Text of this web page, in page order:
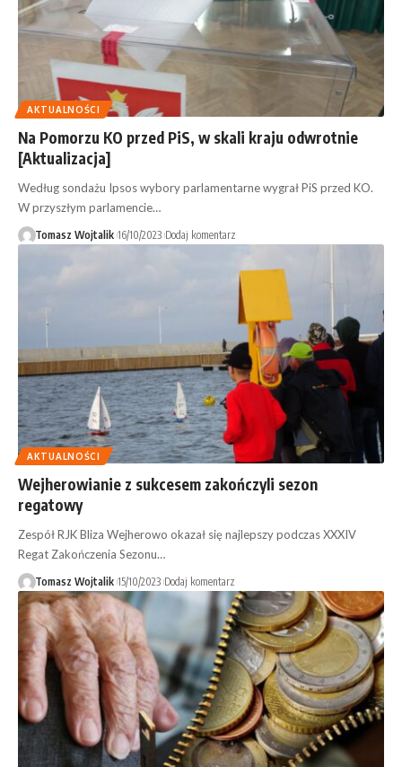
AKTUALNOŚCI
Na Pomorzu KO przed PiS, w skali kraju odwrotnie
[Aktualizacja]
Według sondażu Ipsos wybory parlamentarne wygrał PiS przed KO.
W przyszłym parlamencie…
Tomasz Wojtalik 16/10/2023 Dodaj komentarz
AKTUALNOŚCI
Wejherowianie z sukcesem zakończyli sezon
regatowy
Zespół RJK Bliza Wejherowo okazał się najlepszy podczas XXXIV
Regat Zakończenia Sezonu…
Tomasz Wojtalik 15/10/2023 Dodaj komentarz